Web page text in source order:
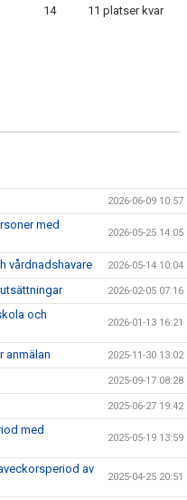
14 11 platser kvar
2026-06-09 10:57
med
2026-05-25 14:05
vårdnadshavare 2026-05-14 10:04
2026-02-05 07:16
och
2026-01-13 16:21
anmälan 2025-11-30 13:02
2025-09-17 08:28
2025-06-27 19:42
med
2025-05-19 13:59
av
2025-04-25 20:51